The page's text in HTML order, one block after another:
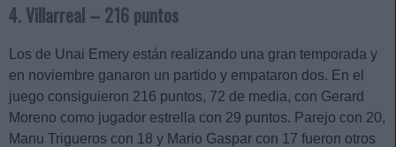
4. Villarreal – 216 puntos
Los de Unai Emery están realizando una gran temporada y
en noviembre ganaron un partido y empataron dos. En el
juego consiguieron 216 puntos, 72 de media, con Gerard
Moreno como jugador estrella con 29 puntos. Parejo con 20,
Manu Trigueros con 18 y Mario Gaspar con 17 fueron otros